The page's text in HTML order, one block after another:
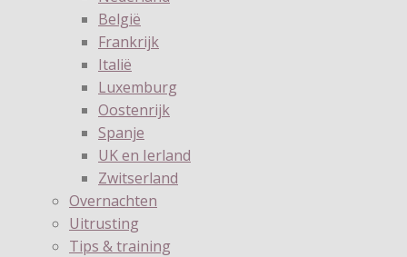
België
Frankrijk
Italië
Luxemburg
Oostenrijk
Spanje
UK en Ierland
Zwitserland
Overnachten
Uitrusting
Tips & training